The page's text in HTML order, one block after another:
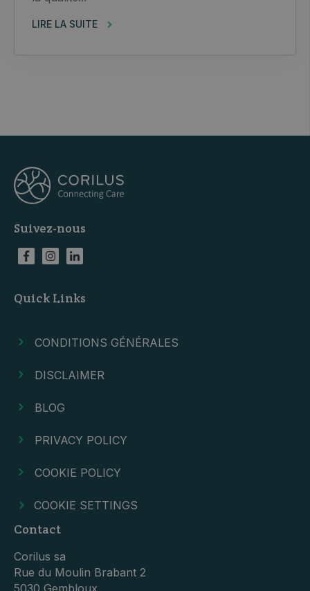
LIRE LA SUITE
Suivez-nous
Quick Links
CONDITIONS GÉNÉRALES
DISCLAIMER
BLOG
PRIVACY POLICY
COOKIE POLICY
COOKIE SETTINGS
Contact
Corilus sa
Rue du Moulin Brabant 2
5030 Gembloux